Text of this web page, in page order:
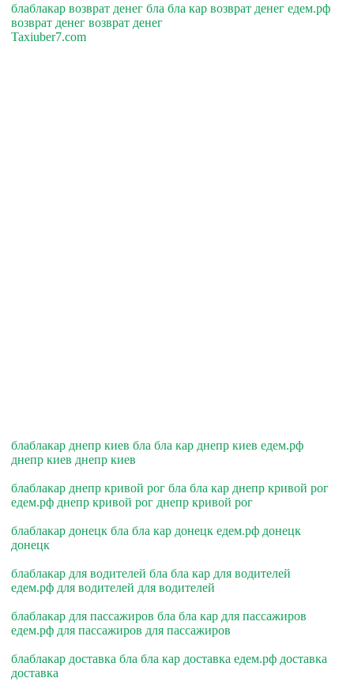
блаблакар возврат денег бла бла кар возврат денег едем.рф
возврат денег возврат денег
Taxiuber7.com
блаблакар днепр киев бла бла кар днепр киев едем.рф
днепр киев днепр киев
блаблакар днепр кривой рог бла бла кар днепр кривой рог
едем.рф днепр кривой рог днепр кривой рог
блаблакар донецк бла бла кар донецк едем.рф донецк
донецк
блаблакар для водителей бла бла кар для водителей
едем.рф для водителей для водителей
блаблакар для пассажиров бла бла кар для пассажиров
едем.рф для пассажиров для пассажиров
блаблакар доставка бла бла кар доставка едем.рф доставка
доставка